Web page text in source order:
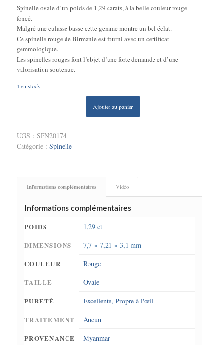
Spinelle ovale d’un poids de 1,29 carats, à la belle couleur rouge
foncé.
Malgré une culasse basse cette gemme montre un bel éclat.
Ce spinelle rouge de Birmanie est fourni avec un certificat
gemmologique.
Les spinelles rouges font l’objet d’une forte demande et d’une
valorisation soutenue.
1 en stock
Ajouter au panier
UGS : SPN20174
Catégorie : Spinelle
Informations complémentaires Vidéo
Informations complémentaires
POIDS
1,29 ct
DIMENSIONS
7,7 × 7,21 × 3,1 mm
COULEUR
Rouge
TAILLE
Ovale
PURETÉ
Excellente, Propre à l'œil
TRAITEMENT
Aucun
PROVENANCE
Myanmar